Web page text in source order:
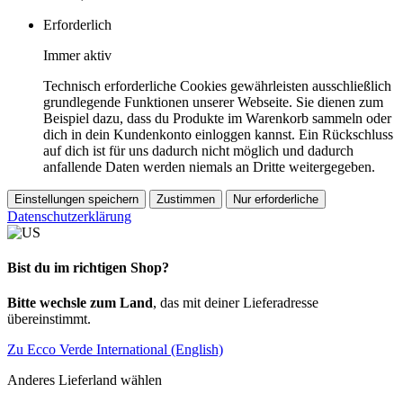
Erforderlich
Immer aktiv
Technisch erforderliche Cookies gewährleisten ausschließlich
grundlegende Funktionen unserer Webseite. Sie dienen zum
Beispiel dazu, dass du Produkte im Warenkorb sammeln oder
dich in dein Kundenkonto einloggen kannst. Ein Rückschluss
auf dich ist für uns dadurch nicht möglich und dadurch
anfallende Daten werden niemals an Dritte weitergegeben.
Einstellungen speichern Zustimmen Nur erforderliche
Datenschutzerklärung
Bist du im richtigen Shop?
Bitte wechsle zum Land, das mit deiner Lieferadresse
übereinstimmt.
Zu Ecco Verde International (English)
Anderes Lieferland wählen